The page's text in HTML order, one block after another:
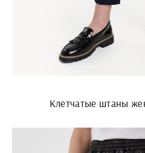
Клетчатые штаны